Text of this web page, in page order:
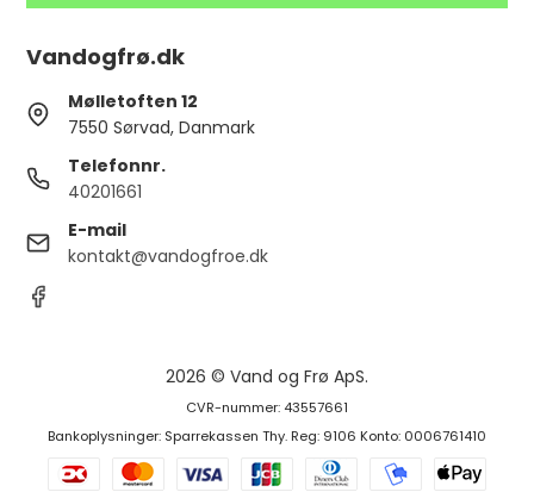
Vandogfrø.dk
Mølletoften 12
7550 Sørvad, Danmark
Telefonnr.
40201661
E-mail
kontakt@vandogfroe.dk
2026 © Vand og Frø ApS.
CVR-nummer: 43557661
Bankoplysninger: Sparrekassen Thy. Reg: 9106 Konto: 0006761410